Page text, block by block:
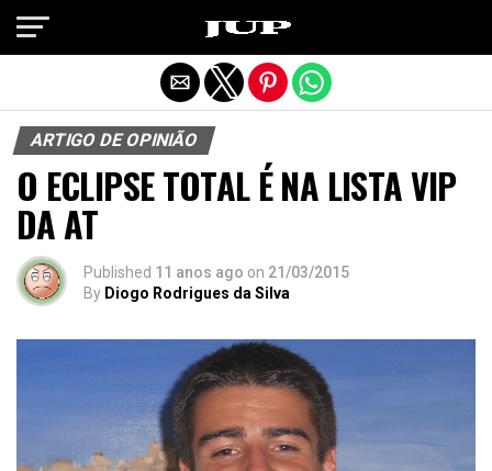
ARTIGO DE OPINIÃO
O ECLIPSE TOTAL É NA LISTA VIP
DA AT
Published 11 anos ago on 21/03/2015
By Diogo Rodrigues da Silva
Exit mobile version